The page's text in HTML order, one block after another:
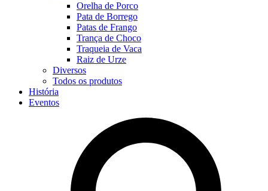
Orelha de Porco
Pata de Borrego
Patas de Frango
Trança de Choco
Traqueia de Vaca
Raiz de Urze
Diversos
Todos os produtos
História
Eventos